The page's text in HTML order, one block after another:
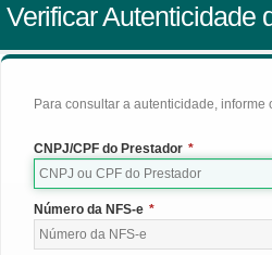
Verificar Autenticidade
Para consultar a autenticidade,
CNPJ/CPF do Prestador *
Número da NFS-e *